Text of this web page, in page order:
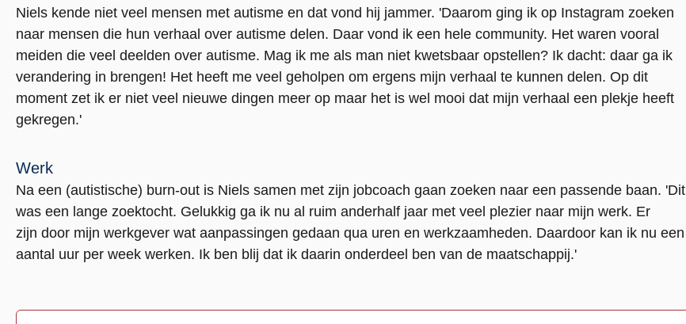
Niels kende niet veel mensen met autisme en dat vond hij jammer. 'Daarom ging ik op Instagram zoeken
naar mensen die hun verhaal over autisme delen. Daar vond ik een hele community. Het waren vooral
meiden die veel deelden over autisme. Mag ik me als man niet kwetsbaar opstellen? Ik dacht: daar ga ik
verandering in brengen! Het heeft me veel geholpen om ergens mijn verhaal te kunnen delen. Op dit
moment zet ik er niet veel nieuwe dingen meer op maar het is wel mooi dat mijn verhaal een plekje heeft
gekregen.'
Werk
Na een (autistische) burn-out is Niels samen met zijn jobcoach gaan zoeken naar een passende baan. 'Dit
was een lange zoektocht. Gelukkig ga ik nu al ruim anderhalf jaar met veel plezier naar mijn werk. Er
zijn door mijn werkgever wat aanpassingen gedaan qua uren en werkzaamheden. Daardoor kan ik nu een
aantal uur per week werken. Ik ben blij dat ik daarin onderdeel ben van de maatschappij.'